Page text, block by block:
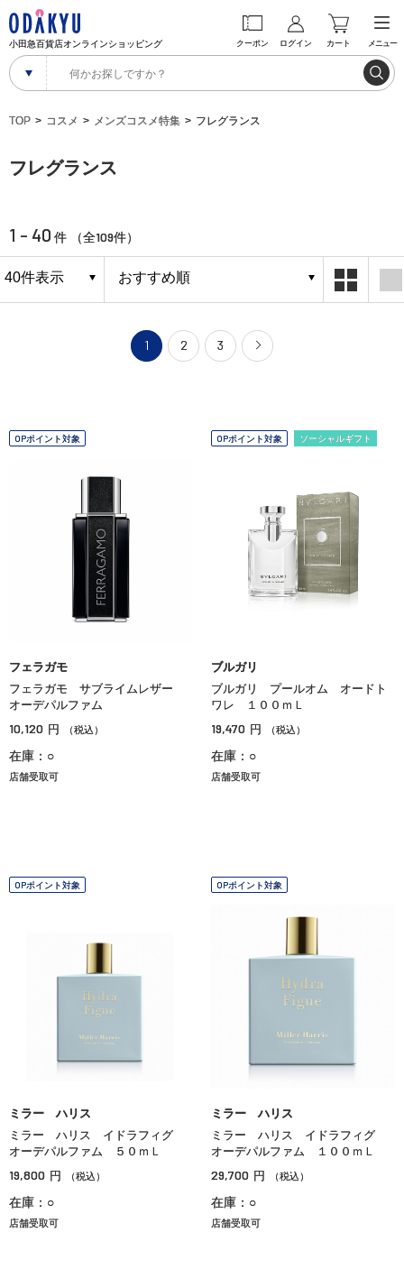
小田急百貨店オンラインショッピング クーポン ログイン カート メニュー
TOP コスメ メンズコスメ特集 フレグランス
フレグランス
1 - 40 件 （全109件）
1 2 3
OPポイント対象
フェラガモ
フェラガモ サブライムレザー
オーデパルファム
10,120 円 （税込）
在庫：○
店舗受取可
OPポイント対象 ソーシャルギフト
ブルガリ
ブルガリ プールオム オードト
ワレ １００ｍＬ
19,470 円 （税込）
在庫：○
店舗受取可
OPポイント対象
ミラー ハリス
ミラー ハリス イドラフィグ
オーデパルファム ５０ｍＬ
19,800 円 （税込）
在庫：○
店舗受取可
OPポイント対象
ミラー ハリス
ミラー ハリス イドラフィグ
オーデパルファム １００ｍＬ
29,700 円 （税込）
在庫：○
店舗受取可